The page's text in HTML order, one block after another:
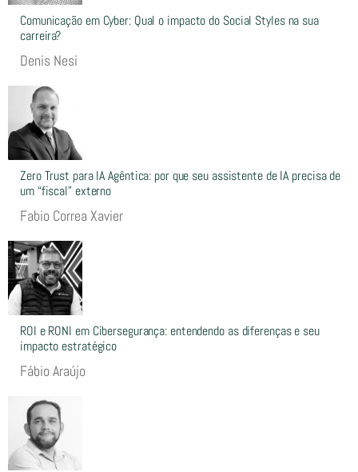
Comunicação em Cyber: Qual o impacto do Social Styles na sua
carreira?
Denis Nesi
Zero Trust para IA Agêntica: por que seu assistente de IA precisa de
um “fiscal” externo
Fabio Correa Xavier
ROI e RONI em Cibersegurança: entendendo as diferenças e seu
impacto estratégico
Fábio Araújo